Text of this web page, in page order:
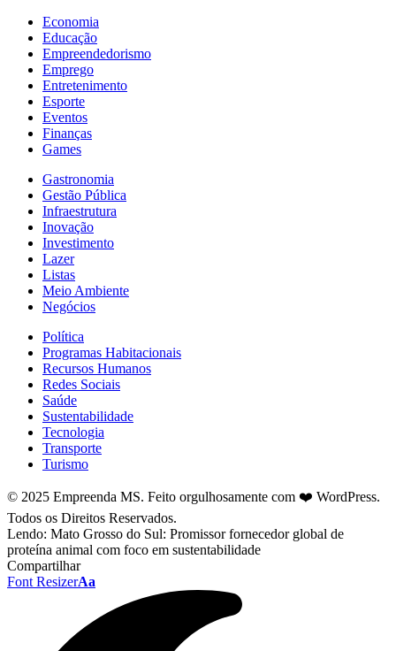
Economia
Educação
Empreendedorismo
Emprego
Entretenimento
Esporte
Eventos
Finanças
Games
Gastronomia
Gestão Pública
Infraestrutura
Inovação
Investimento
Lazer
Listas
Meio Ambiente
Negócios
Política
Programas Habitacionais
Recursos Humanos
Redes Sociais
Saúde
Sustentabilidade
Tecnologia
Transporte
Turismo
© 2025 Empreenda MS. Feito orgulhosamente com ❤️ WordPress.
Todos os Direitos Reservados.
Lendo: Mato Grosso do Sul: Promissor fornecedor global de
proteína animal com foco em sustentabilidade
Compartilhar
Font ResizerAa